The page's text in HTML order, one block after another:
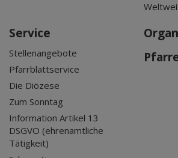
Service
Stellenangebote
Pfarrblattservice
Die Diözese
Zum Sonntag
Information Artikel 13
DSGVO (ehrenamtliche
Tätigkeit)